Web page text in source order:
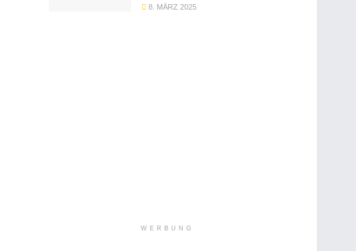
8. MÄRZ 2025
WERBUNG